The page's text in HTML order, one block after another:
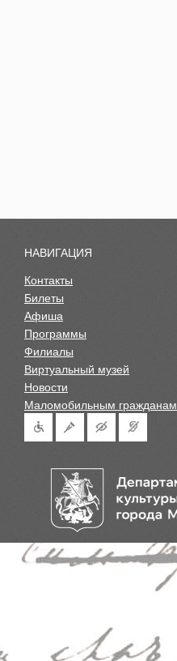
НАВИГАЦИЯ
Контакты
Билеты
Афиша
Программы
Филиалы
Виртуальный музей
Новости
Маломобильным гражданам